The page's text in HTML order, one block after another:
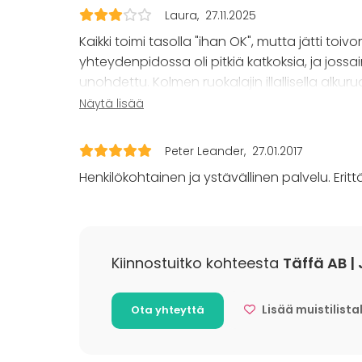
Elämys /
Laura 27.11.2025
Kaikki toimi tasolla "ihan OK", mutta jätti
yhteydenpidossa oli pitkiä katkoksia, ja
unohdettu. Kolmen ruokalajin illallisella
jälkiruoka hyvä. Tarjoilijat ovat opiskelijoita
jouduttiin varmistelemaan useamman
illallinen oli pettymys. Onneksi henkilökunta
palvelun kehittämiseen!
Näytä lisää
Peter Leander 27.01.2017
Henkilökohtainen ja ystävällinen palvelu.
Kiinnostuitko kohteesta Täffä AB
Ota yhteyttä Lisää